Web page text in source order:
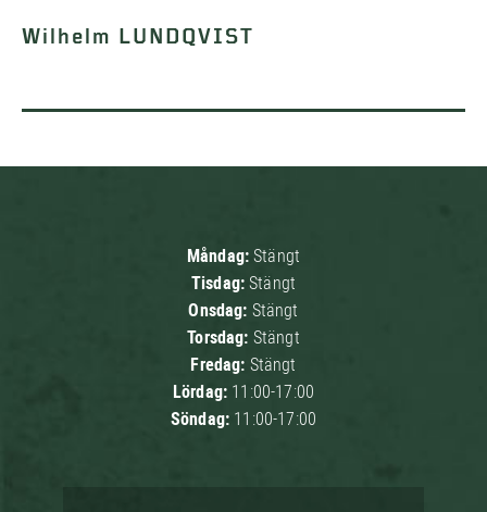
Wilhelm LUNDQVIST
Måndag:Stängt
Tisdag:Stängt
Onsdag: Stängt
Torsdag: Stängt
Fredag: Stängt
Lördag: 11:00-17:00
Söndag: 11:00-17:00